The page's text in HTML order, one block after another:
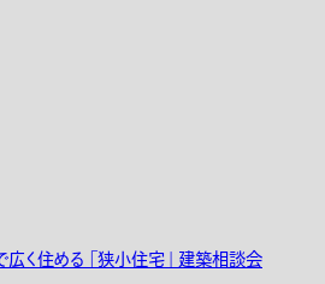
く住める 「狭小住宅」 建築相談会